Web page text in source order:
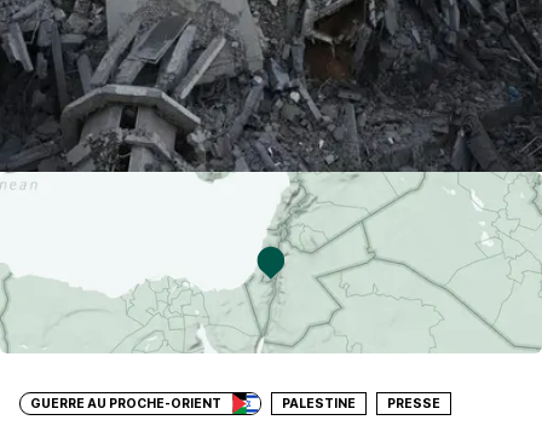
GUERRE AU PROCHE-ORIENT PALESTINE PRESSE